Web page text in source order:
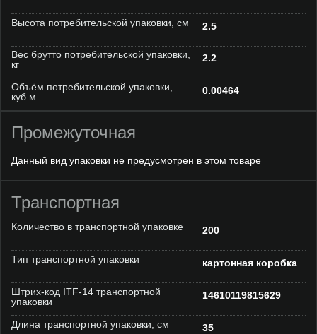
Высота потребительской упаковки, см 2.5
Вес брутто потребительской упаковки,
кг
2.2
Объём потребительской упаковки,
куб.м
0.00464
Промежуточная
Данный вид упаковки не предусмотрен в этом товаре
Транспортная
Количество в транспортной упаковке 200
Тип транспортной упаковки картонная коробка
Штрих-код ITF-14 транспортной
упаковки
14610119815629
Длина транспортной упаковки, см 35